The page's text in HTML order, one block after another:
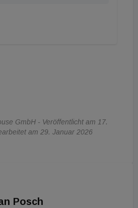
GmbH - Veröffentlicht am 17.
am 29. Januar 2026
Posch